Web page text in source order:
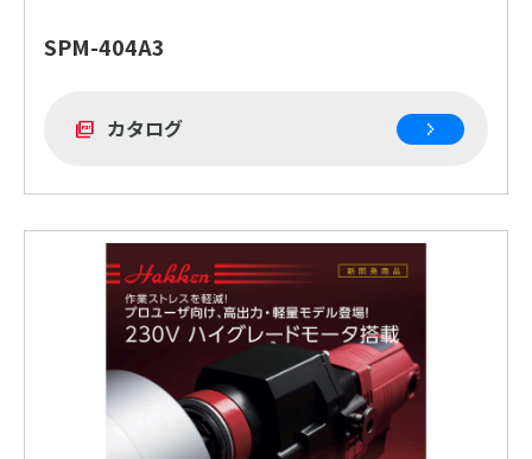
SPM-404A3
picture_as_pdf カタログ